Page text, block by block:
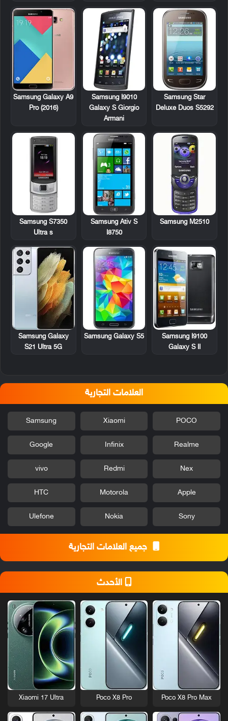
Samsung Star
Deluxe Duos S5292
Samsung I9010
Galaxy S Giorgio
Armani
Samsung Galaxy A9
Pro (2016)
Samsung M2510
Samsung Ativ S
I8750
Samsung S7350
Ultra s
Samsung I9100
Galaxy S II
Samsung Galaxy S5
Samsung Galaxy
S21 Ultra 5G
العلامات التجارية
POCO
Xiaomi
Samsung
Realme
Infinix
Google
Nex
Redmi
vivo
Apple
Motorola
HTC
Sony
Nokia
Ulefone
جميع العلامات التجارية
الأحدث
Poco X8 Pro Max
Poco X8 Pro
Xiaomi 17 Ultra